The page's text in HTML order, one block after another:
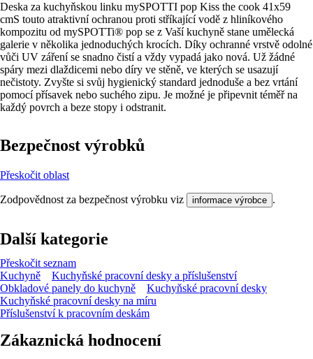
Deska za kuchyňskou linku mySPOTTI pop Kiss the cook 41x59
cmS touto atraktivní ochranou proti stříkající vodě z hliníkového
kompozitu od mySPOTTi® pop se z Vaší kuchyně stane umělecká
galerie v několika jednoduchých krocích. Díky ochranné vrstvě odolné
vůči UV záření se snadno čistí a vždy vypadá jako nová. Už žádné
spáry mezi dlaždicemi nebo díry ve stěně, ve kterých se usazují
nečistoty. Zvyšte si svůj hygienický standard jednoduše a bez vrtání
pomocí přísavek nebo suchého zipu. Je možné je připevnit téměř na
každý povrch a beze stopy i odstranit.
Bezpečnost výrobků
Přeskočit oblast
Zodpovědnost za bezpečnost výrobku viz informace výrobce .
Další kategorie
Přeskočit seznam
Kuchyně
Kuchyňské pracovní desky a příslušenství
Obkladové panely do kuchyně
Kuchyňské pracovní desky
Kuchyňské pracovní desky na míru
Příslušenství k pracovním deskám
Zákaznická hodnocení